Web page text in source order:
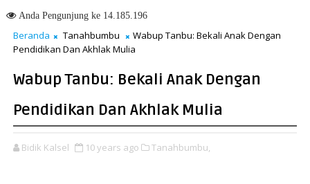
AndaPengunjung ke 14.185.196
Beranda Tanahbumbu
Wabup Tanbu: Bekali Anak Dengan
Pendidikan Dan Akhlak Mulia
Wabup Tanbu: Bekali Anak Dengan
Pendidikan Dan Akhlak Mulia
Bidik Kalsel 10 years ago Tanahbumbu,